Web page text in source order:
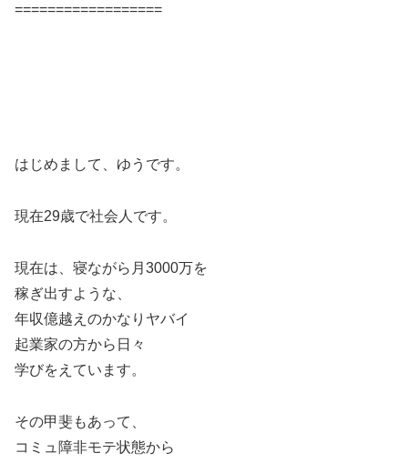
==================
はじめまして、ゆうです。
現在29歳で社会人です。
現在は、寝ながら月3000万を
稼ぎ出すような、
年収億越えのかなりヤバイ
起業家の方から日々
学びをえています。
その甲斐もあって、
コミュ障非モテ状態から